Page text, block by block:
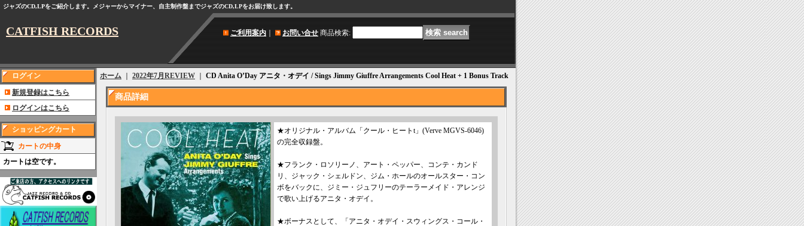
ジャズのCD,LPをご紹介します。メジャーからマイナー、自主制作盤までジャズのCD,LPをお届け致します。
CATFISH RECORDS ご利用案内｜ お問い合せ 商品検索:
ログイン
新規登録はこちら
ログインはこちら
ショッピングカート
カートの中身
カートは空です。
ホーム 2022年7月REVIEW CD Anita O’Day アニタ・オデイ / Sings Jimmy Giuffre Arrangements Cool Heat + 1 Bonus Track
商品詳細
★オリジナル・アルバム「クール・ヒートt」(Verve MGVS-6046)
の完全収録盤。
★フランク・ロソリーノ、アート・ペッパー、コンテ・カンド
リ、ジャック・シェルドン、ジム・ホールのオールスター・コン
ボをバックに、ジミー・ジュフリーのテーラーメイド・アレンジ
で歌い上げるアニタ・オデイ。
★ボーナスとして、「アニタ・オデイ・スウィングス・コール・